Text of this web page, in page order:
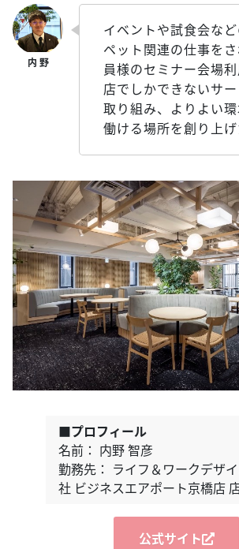
イベントや試食会など
ペット関連の仕事を
員様のセミナー会場
店でしかできないサ
取り組み、よりよい
働ける場所を創り上げ
■プロフィール
名前： 内野 智彦
勤務先： ライフ＆ワークデザ
社 ビジネスエアポート京橋店
公式サイト